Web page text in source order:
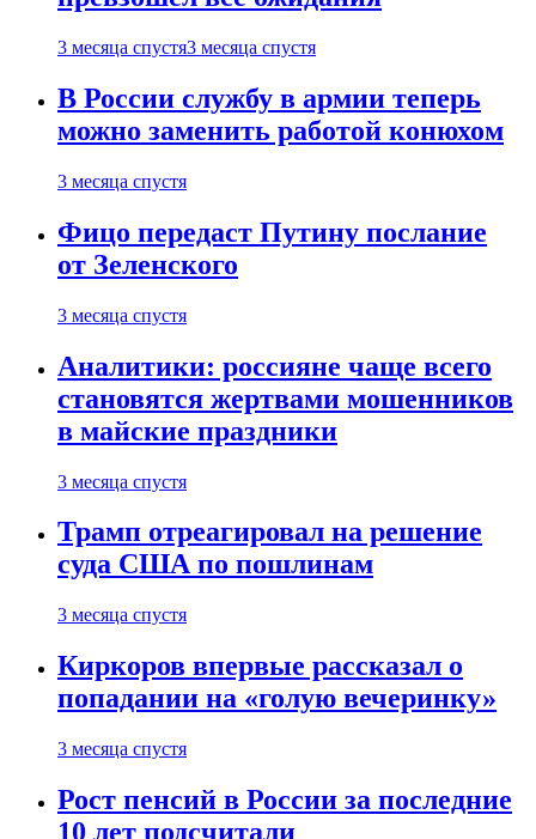
3 месяца спустя3 месяца спустя
В России службу в армии теперь
можно заменить работой конюхом
3 месяца спустя
Фицо передаст Путину послание
от Зеленского
3 месяца спустя
Аналитики: россияне чаще всего
становятся жертвами мошенников
в майские праздники
3 месяца спустя
Трамп отреагировал на решение
суда США по пошлинам
3 месяца спустя
Киркоров впервые рассказал о
попадании на «голую вечеринку»
3 месяца спустя
Рост пенсий в России за последние
10 лет подсчитали